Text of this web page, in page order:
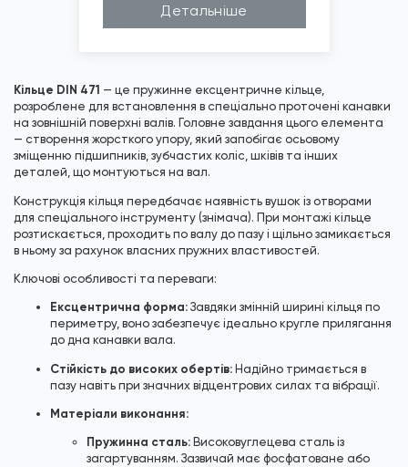
Сталь
Товщина (h...
0,7мм, 1мм, 2,0м...
DIN
471
Детальніше
Кільце DIN 471 — це пружинне ексцентричне кільце,
розроблене для встановлення в спеціально проточені канавки
на зовнішній поверхні валів. Головне завдання цього елемента
— створення жорсткого упору, який запобігає осьовому
зміщенню підшипників, зубчастих коліс, шківів та інших
деталей, що монтуються на вал.
Конструкція кільця передбачає наявність вушок із отворами
для спеціального інструменту (знімача). При монтажі кільце
розтискається, проходить по валу до пазу і щільно замикається
в ньому за рахунок власних пружних властивостей.
Ключові особливості та переваги:
Ексцентрична форма: Завдяки змінній ширині кільця по
периметру, воно забезпечує ідеально кругле прилягання
до дна канавки вала.
Стійкість до високих обертів: Надійно тримається в
пазу навіть при значних відцентрових силах та вібрації.
Матеріали виконання:
Пружинна сталь: Високовуглецева сталь із
загартуванням. Зазвичай має фосфатоване або